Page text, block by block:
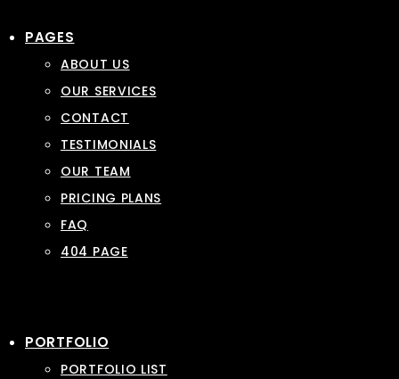
PAGES
ABOUT US
OUR SERVICES
CONTACT
TESTIMONIALS
OUR TEAM
PRICING PLANS
FAQ
404 PAGE
PORTFOLIO
PORTFOLIO LIST